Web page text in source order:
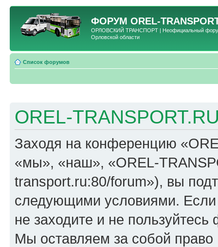
ФОРУМ OREL-
ОРЛОВСКИЙ ТРАНСПОРТ | Неофициальный форум
Орловской области
Список форумов
OREL-
Заходя на конференцию
«мы», «наш», «OREL-
transport.ru:80/forum»), вы
следующими условиями.
не заходите и не
Мы оставляем за собой